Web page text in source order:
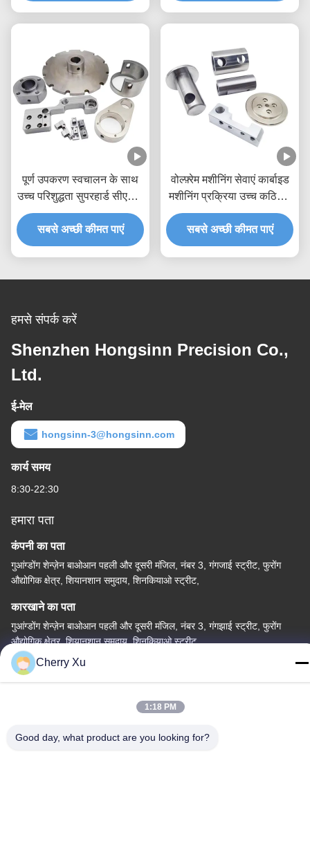
पूर्ण उपकरण स्वचालन के साथ
उच्च परिशुद्धता सुपरहार्ड सीएनसी
मशीनीकृत भागों
सबसे अच्छी कीमत पाएं
वोल्फ़्रेम मशीनिंग सेवाएं कार्बाइड
मशीनिंग प्रक्रिया उच्च कठिनाई
भागों
सबसे अच्छी कीमत पाएं
हमसे संपर्क करें
Shenzhen Hongsinn Precision Co.,
Ltd.
ई-मेल
hongsinn-3@hongsinn.com
कार्य समय
8:30-22:30
हमारा पता
कंपनी का पता
गुआंग्डोंग शेन्ज़ेन बाओआन पहली और दूसरी मंजिल, नंबर 3, गंगजाई स्ट्रीट, फुरोंग
औद्योगिक क्षेत्र, शियानशान समुदाय, शिनकियाओ स्ट्रीट,
कारखाने का पता
गुआंग्डोंग शेन्ज़ेन बाओआन पहली और दूसरी मंजिल, नंबर 3, गंगझाई स्ट्रीट, फुरोंग
औद्योगिक क्षेत्र, शियानशान समुदाय, शिनकियाओ स्ट्रीट
टेलीफोनCherry Xu
1:18 PM
Good day, what product are you looking for?